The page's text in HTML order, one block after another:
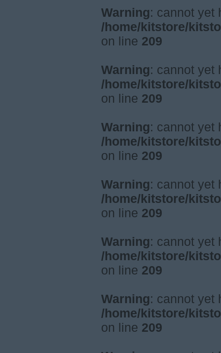
Warning: cannot yet
/home/kitstore/
on line 209
Warning: cannot yet
/home/kitstore/
on line 209
Warning: cannot yet
/home/kitstore/
on line 209
Warning: cannot yet
/home/kitstore/
on line 209
Warning: cannot yet
/home/kitstore/
on line 209
Warning: cannot yet
/home/kitstore/
on line 209